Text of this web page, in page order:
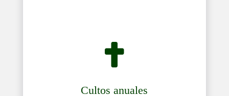

Cultos anuales